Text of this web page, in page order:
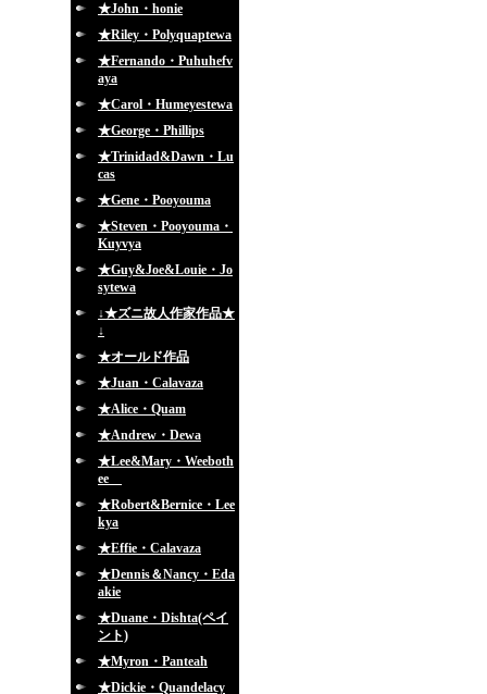
★John・honie
★Riley・Polyquaptewa
★Fernando・Puhuhefv
aya
★Carol・Humeyestewa
★George・Phillips
★Trinidad&Dawn・Lu
cas
★Gene・Pooyouma
★Steven・Pooyouma・
Kuyvya
★Guy&Joe&Louie・Jo
sytewa
↓★ズニ故人作家作品★
↓
★オールド作品
★Juan・Calavaza
★Alice・Quam
★Andrew・Dewa
★Lee&Mary・Weeboth
ee
★Robert&Bernice・Lee
kya
★Effie・Calavaza
★Dennis＆Nancy・Eda
akie
★Duane・Dishta(ペイ
ント)
★Myron・Panteah
★Dickie・Quandelacy